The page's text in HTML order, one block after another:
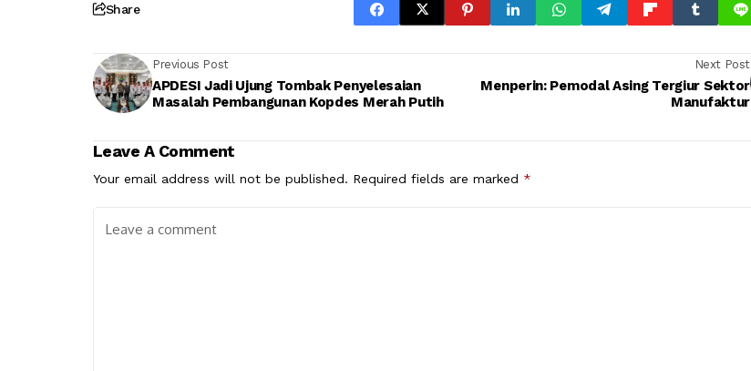
Share
Previous Post
APDESI Jadi Ujung Tombak Penyelesaian
Masalah Pembangunan Kopdes Merah Putih
Next Post
Menperin: Pemodal Asing Tergiur Sektor
Manufaktur
Leave A Comment
Your email address will not be published. Required fields are marked *